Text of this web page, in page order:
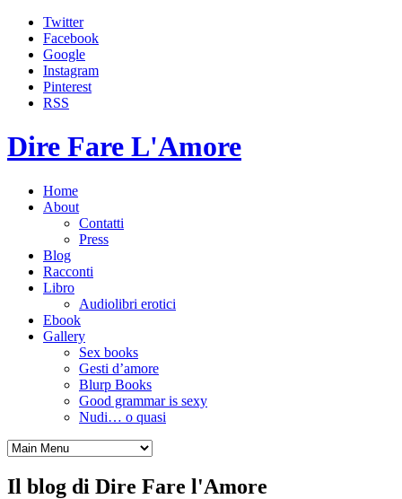
Twitter
Facebook
Google
Instagram
Pinterest
RSS
Dire Fare L'Amore
Home
About
Contatti
Press
Blog
Racconti
Libro
Audiolibri erotici
Ebook
Gallery
Sex books
Gesti d’amore
Blurp Books
Good grammar is sexy
Nudi… o quasi
Il blog di Dire Fare l'Amore